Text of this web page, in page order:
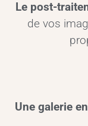
Le post-
de vos
Une galerie